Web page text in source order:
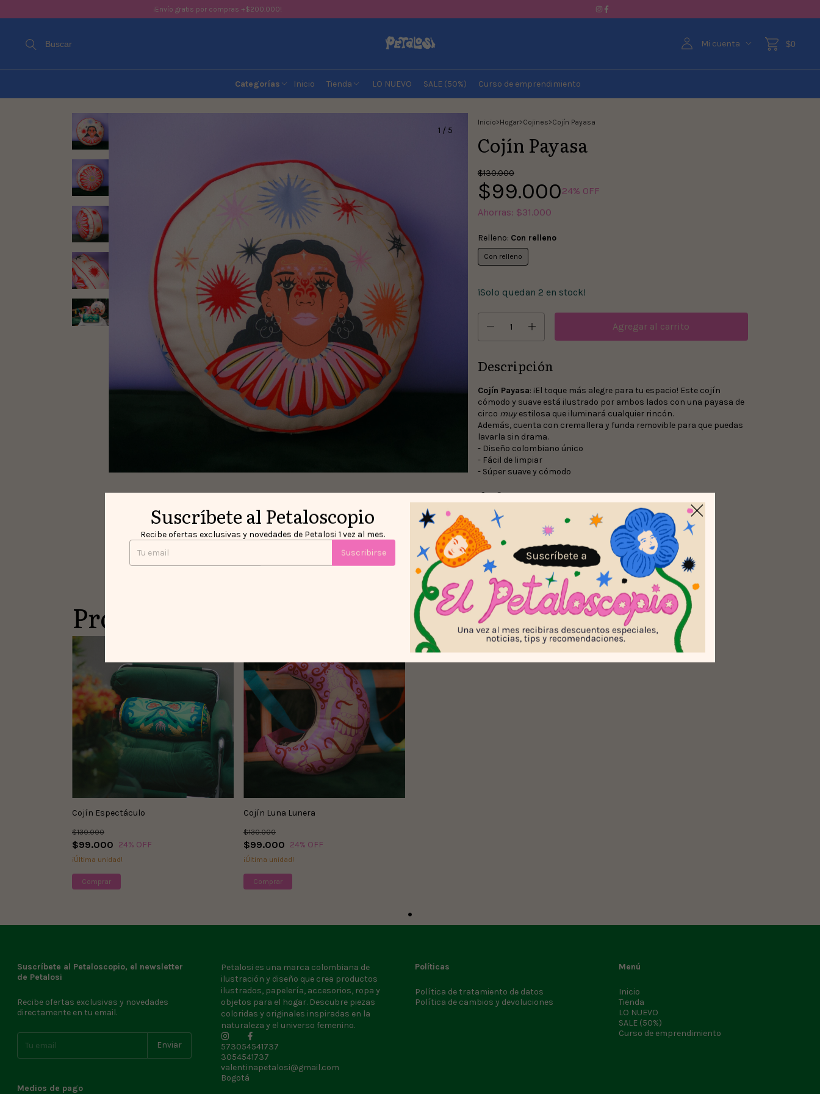
¡Envío gratis por compras +$200.000!
Buscar Mi cuenta $0
Categorías Inicio Tienda LO NUEVO SALE (50%) Curso de emprendimiento
1 / 5
Inicio>Hogar>Cojines>Cojín Payasa
Cojín Payasa
$130.000
$99.00024% OFF
Ahorras: $31.000
Relleno: Con relleno
Con relleno
¡Solo quedan 2 en stock!
Descripción
Cojín Payasa: ¡El toque más alegre para tu espacio! Este cojín
cómodo y suave está ilustrado por ambos lados con una payasa de
circo muyestilosa que iluminará cualquier rincón.
Además, cuenta con cremallera y funda removible para que puedas
lavarla sin drama.
- Diseño colombiano único
- Fácil de limpiar
- Súper suave y cómodo
Devoluciones gratis
Hasta 30 días después de tu compra
Compra segura
Tus datos protegidos
Productos similares
Cojín Espectáculo
$99.000
$130.000
24% OFF
¡Última unidad!
Comprar
Cojín Luna Lunera
$99.000
$130.000
24% OFF
¡Última unidad!
Comprar
Suscríbete al Petaloscopio, el newsletter
de Petalosi
Recibe ofertas exclusivas y novedades
directamente en tu email.
Petalosi es una marca colombiana de
ilustración y diseño que crea productos
ilustrados, papelería, accesorios, ropa y
objetos para el hogar. Descubre piezas
coloridas y originales inspiradas en la
naturaleza y el universo femenino.
573054541737
3054541737
valentinapetalosi@gmail.com
Bogotá
Políticas
Política de tratamiento de datos
Política de cambios y devoluciones
Menú
Inicio
Tienda
LO NUEVO
SALE (50%)
Curso de emprendimiento
Medios de pago
Suscríbete al Petaloscopio
Recibe ofertas exclusivas y novedades de Petalosi 1 vez al mes.
Suscribirse